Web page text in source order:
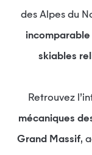
des Alpes du
incomparable
skiables
Retrouvez
mécaniques
Grand Massif,